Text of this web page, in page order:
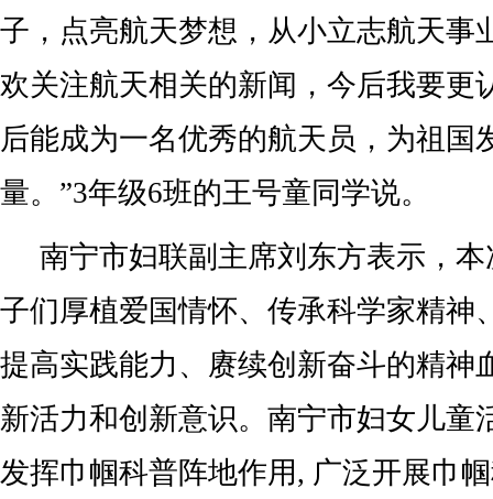
子，点亮航天梦想，从小立志航天事
欢关注航天相关的新闻，今后我要更
后能成为一名优秀的航天员，为祖国
量。”3年级6班的王号童同学说。
南宁市妇联副主席刘东方表示，
子们厚植爱国情怀、传承科学家精神
提高实践能力、赓续创新奋斗的精神
新活力和创新意识。南宁市妇女儿童
发挥巾帼科普阵地作用, 广泛开展巾